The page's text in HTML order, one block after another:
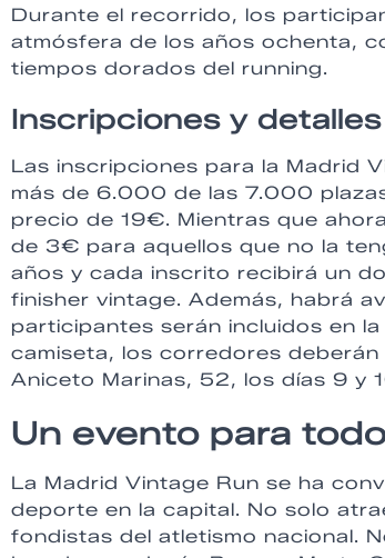
Durante el recorrido, los
atmósfera de los años ochenta,
tiempos dorados del running.
Inscripciones y
Las inscripciones para la Madrid
más de 6.000 de las 7.000
precio de 19€. Mientras que
de 3€ para aquellos que no la
años y cada inscrito recibirá un
finisher vintage. Además, habrá
participantes serán incluidos en
camiseta, los corredores deberán
Aniceto Marinas, 52, los días 9 y
Un evento para
La Madrid Vintage Run se ha
deporte en la capital. No solo
fondistas del atletismo nacional.